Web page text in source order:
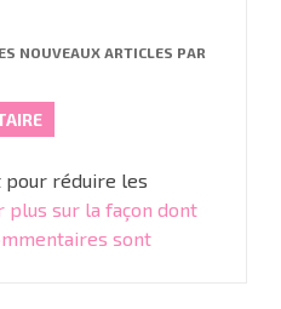
NOUVEAUX ARTICLES PAR
pour réduire les
plus sur la façon dont
sont